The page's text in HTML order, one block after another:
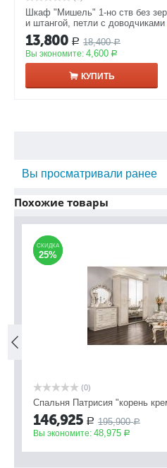
Шкаф "Мишель" 1-но ств без
и штангой, петли с доводчиками
13,800 Р 18,400 Р
Вы экономите: 4,600 Р
КУПИТЬ
Вы просматривали ранее
Похожие товары
"корень крем глянец" 5Д-1,8
Р